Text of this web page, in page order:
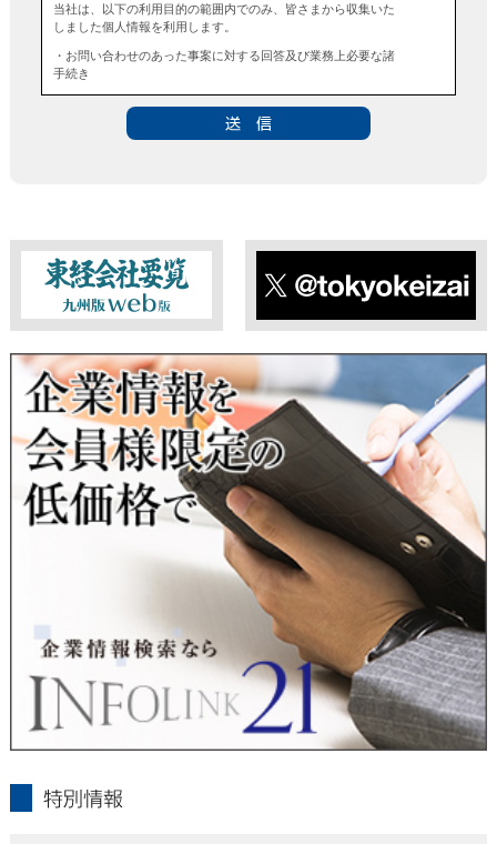
当社は、以下の利用目的の範囲内でのみ、皆さまから収集いた
しました個人情報を利用します。
・お問い合わせのあった事案に対する回答及び業務上必要な諸
手続き
■個人情報の第三者提供について
■ 個人情報提供の任意性及び留意点
個人情報のご提供は任意ですが、必要な個人情報をご提供いた
だけなかった場合は、上記利用目的を達成できない場合があり
ますのでご了承ください。
当社は、本人が自己の個人情報について、通知・開示・訂正・
追加・削除・利用停止・提供停止の希望がございましたら、本
人または代理人の請求応じて、個人データの通知・開示・訂
正・追加・削除・利用停止・提供停止の請求に応じます。
受付方法は、本人確認資料（運転免許証、パスポート何れかの
コピー）、「個人情報取扱申請書」「委任状」（代理人による
申請の場合のみ必要となります）を当社宛にお送り下さい。
＜個人情報保護に関するお問合せ・相談窓口＞
〒802-0004 北九州市小倉北区鍛冶町2丁目5-11（第一東経ビ
フリーダイヤル 0120-55-9986
受付時間 平日9：00～17：00
東経会社要覧web版 X